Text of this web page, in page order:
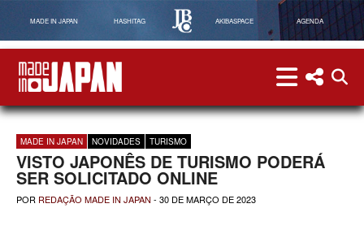
MADE IN JAPAN HASHITAG AKIBASPACE AGENDA
menu menu
MADE IN JAPAN NOVIDADES TURISMO
VISTO JAPONÊS DE TURISMO PODERÁ
SER SOLICITADO ONLINE
POR REDAÇÃO MADE IN JAPAN - 30 DE MARÇO DE 2023